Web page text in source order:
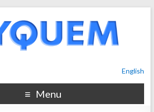
English
Menu